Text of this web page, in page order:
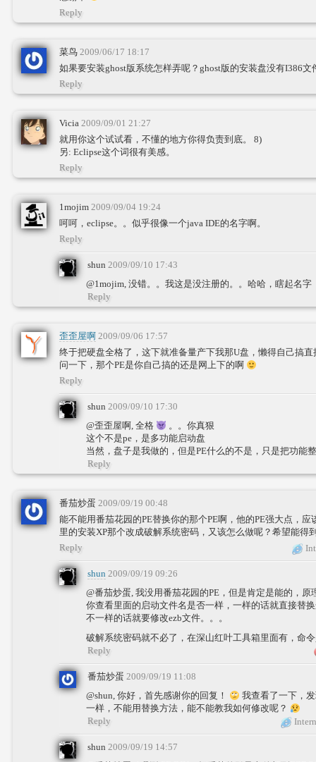
Reply
菜鸟 2009/06/17 18:17
如果要安装ghost版系统怎样弄呢？ghost版的安装盘没有I386文
Reply
Vicia 2009/09/01 21:27
就用你这个试试看，不懂的地方你得负责到底。 8)
另: Eclipse这个词很有美感。
Reply
1mojim 2009/09/04 19:24
呵呵，eclipse。。似乎很像一个java IDE的名字啊。
Reply
shun 2009/09/10 17:43
@1mojim, 没错。。我这是没注册的。。哈哈，瞎起名字
Reply
歪歪屋啊 2009/09/06 17:57
终于把硬盘全格了，这下就准备量产下我那U盘，懒得自己搞
问一下，那个PE是你自己搞的还是网上下的啊
Reply
shun 2009/09/10 17:30
@歪歪屋啊, 全格
。。你真狠
这个不是pe，是多功能启动盘
当然，盘子是我做的，但是PE什么的不是，只是把功能
Reply
番茄炒蛋 2009/09/19 00:48
能不能用番茄花园的PE替换你的那个PE啊，他的PE强大点，
里的安装XP那个改成破解系统密码，又该怎么做呢？希望能得
Reply
shun 2009/09/19 09:26
@番茄炒蛋, 我没用番茄花园的PE，但是肯定是能的，原
你查看里面的启动文件名是否一样，一样的话就直接替
不一样的话就要修改ezb文件。。。
破解系统密码就不必了，在深山红叶工具箱里面有，命令
Reply
番茄炒蛋 2009/09/19 11:08
@shun, 你好，首先感谢你的回复！
我查看了一下，
一样，不能用替换方法，能不能教我如何修改呢？
Reply
shun 2009/09/19 14:57